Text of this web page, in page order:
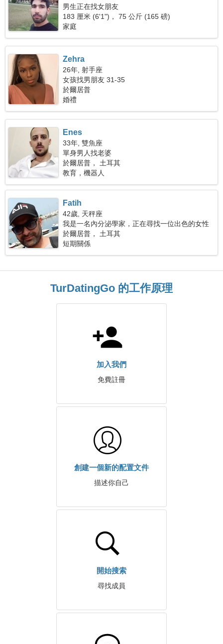
男生正在找女朋友
183 厘米 (6'1")， 75 公斤 (165 磅)
家庭
Zehra
26年, 射手座
女孩找男朋友 31-35
於爾居普
婚禮
Enes
33年, 雙魚座
單身男人找老婆
於爾居普， 土耳其
教育，機器人
Fatih
42歲, 天秤座
我是一名內分泌學家，正在尋找一位出色的女性
於爾居普， 土耳其
短期關係
TurDatingGo 的工作原理
加入我們
免費註冊
創建一個新的配置文件
描述你自己
開始搜索
尋找成員